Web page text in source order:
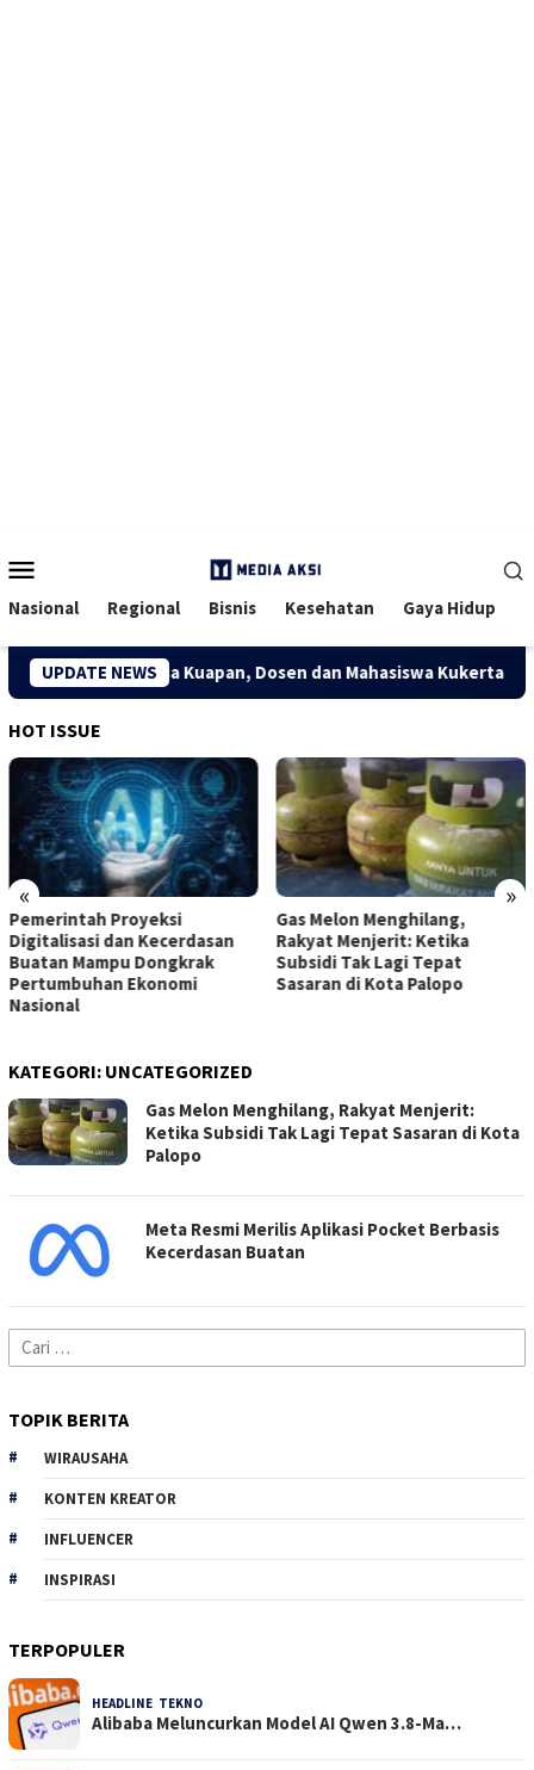
Mobile
Nasional Regional Bisnis Kesehatan Gaya Hidup
UPDATE NEWS
Kreatif Desa Kuapan, Dosen dan Mahasiswa Kukerta
HOT ISSUE
« »
Pemerintah Proyeksi
Digitalisasi dan Kecerdasan
Buatan Mampu Dongkrak
Pertumbuhan Ekonomi
Nasional
Gas Melon Menghilang,
Rakyat Menjerit: Ketika
Subsidi Tak Lagi Tepat
Sasaran di Kota Palopo
KATEGORI: UNCATEGORIZED
Gas Melon Menghilang, Rakyat Menjerit:
Ketika Subsidi Tak Lagi Tepat Sasaran di Kota
Palopo
Meta Resmi Merilis Aplikasi Pocket Berbasis
Kecerdasan Buatan
Cari
untuk:
TOPIK BERITA
WIRAUSAHA
KONTEN KREATOR
INFLUENCER
INSPIRASI
TERPOPULER
HEADLINE TEKNO
Alibaba Meluncurkan Model AI Qwen 3.8-Ma…